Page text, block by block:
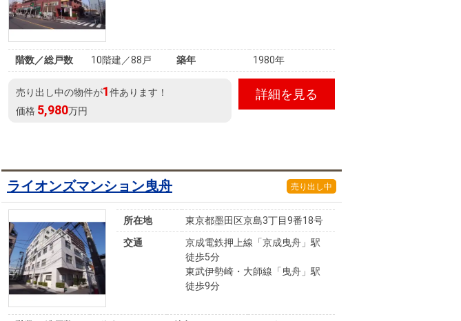
階数／総戸数 10階建／88戸 築年 1980年
売り出し中の物件が1件あります！
価格 5,980万円
詳細を見る
ライオンズマンション曳舟 売り出し中
所在地
東京都墨田区京島3丁目9番18号
交通
京成電鉄押上線「京成曳舟」駅
徒歩5分
東武伊勢崎・大師線「曳舟」駅
徒歩9分